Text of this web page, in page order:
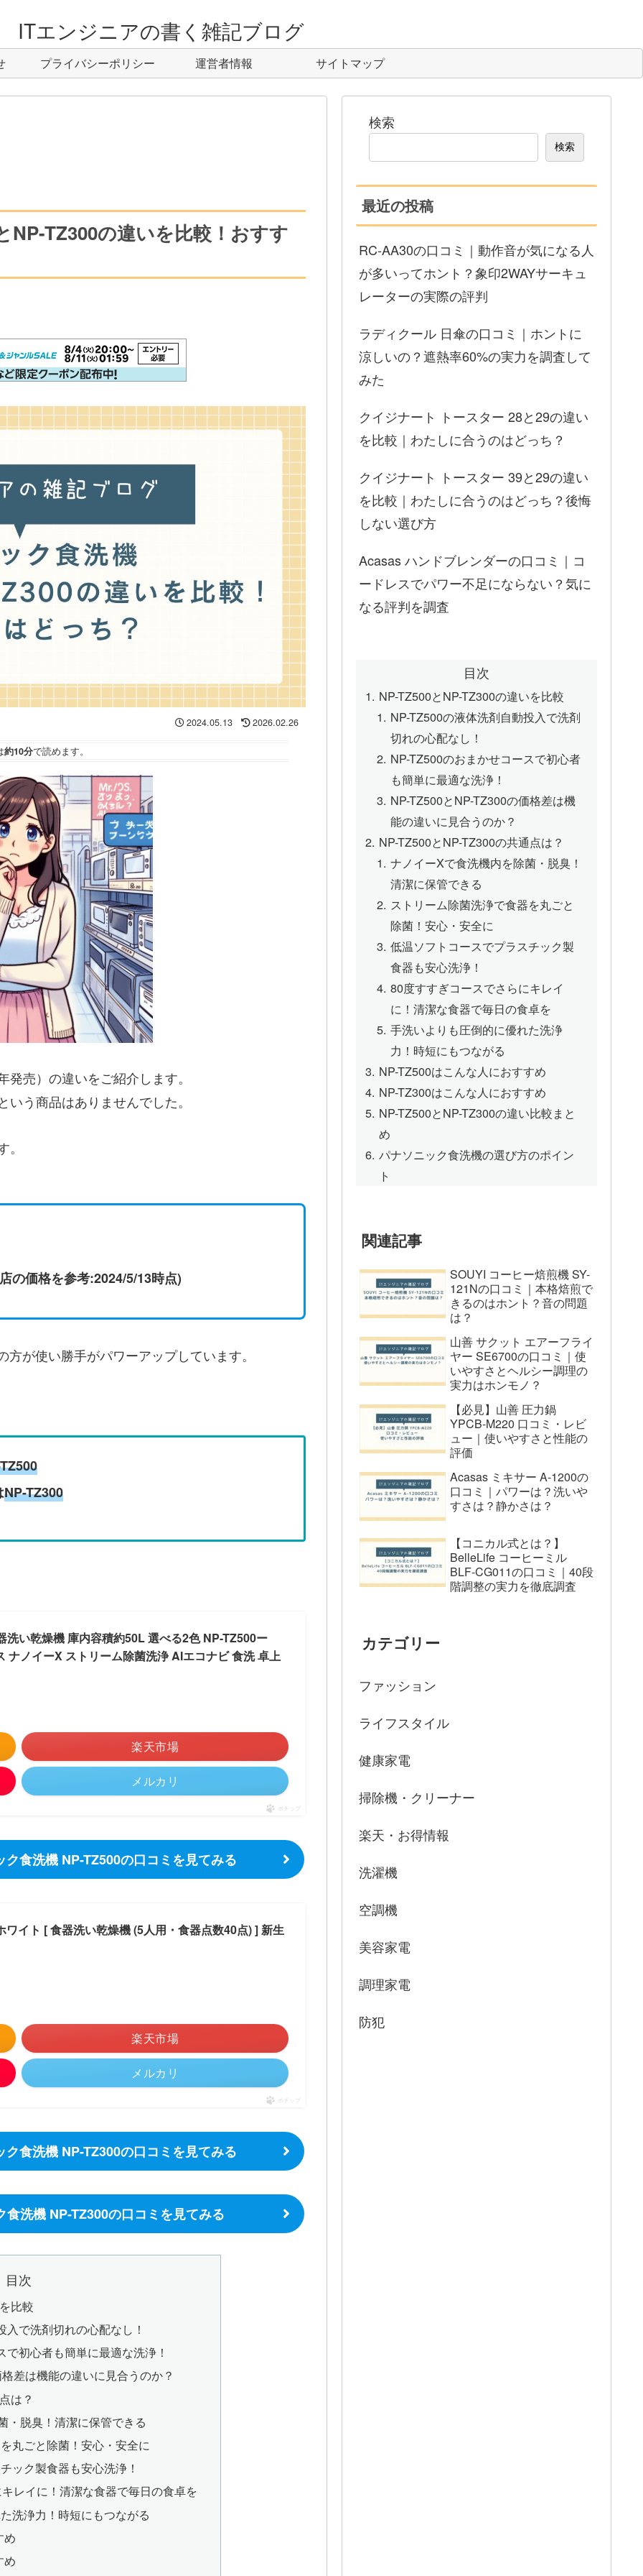
ITエンジニアの書く雑記ブログ
プライバシーポリシー 運営者情報 サイトマップ
NP-TZ300の違いを比較！おすす
2024.05.13 2026.02.26
約10分で読めます。
発売）の違いをご紹介します。
う商品はありませんでした。
の価格を参考:2024/5/13時点)
が使い勝手がパワーアップしています。
NP-TZ300
洗い乾燥機 庫内容積約50L 選べる2色 NP-TZ500ー
ナノイーX ストリーム除菌洗浄 AIエコナビ 食洗 卓上
楽天市場
メルカリ
ポチップ
食洗機 NP-TZ500の口コミを見てみる
イト [ 食器洗い乾燥機 (5人用・食器点数40点) ] 新生
楽天市場
メルカリ
ポチップ
食洗機 NP-TZ300の口コミを見てみる
洗機 NP-TZ300の口コミを見てみる
目次
比較
で洗剤切れの心配なし！
初心者も簡単に最適な洗浄！
差は機能の違いに見合うのか？
は？
・脱臭！清潔に保管できる
丸ごと除菌！安心・安全に
ック製食器も安心洗浄！
レイに！清潔な食器で毎日の食卓を
洗浄力！時短にもつながる
め
め
検索
検索
最近の投稿
RC-AA30の口コミ｜動作音が気になる人
が多いってホント？象印2WAYサーキュ
レーターの実際の評判
ラディクール 日傘の口コミ｜ホントに
涼しいの？遮熱率60%の実力を調査して
みた
クイジナート トースター 28と29の違い
を比較｜わたしに合うのはどっち？
クイジナート トースター 39と29の違い
を比較｜わたしに合うのはどっち？後悔
しない選び方
Acasas ハンドブレンダーの口コミ｜コ
ードレスでパワー不足にならない？気に
なる評判を調査
目次
NP-TZ500とNP-TZ300の違いを比較
NP-TZ500の液体洗剤自動投入で洗剤
切れの心配なし！
NP-TZ500のおまかせコースで初心者
も簡単に最適な洗浄！
NP-TZ500とNP-TZ300の価格差は機
能の違いに見合うのか？
NP-TZ500とNP-TZ300の共通点は？
ナノイーXで食洗機内を除菌・脱臭！
清潔に保管できる
ストリーム除菌洗浄で食器を丸ごと
除菌！安心・安全に
低温ソフトコースでプラスチック製
食器も安心洗浄！
80度すすぎコースでさらにキレイ
に！清潔な食器で毎日の食卓を
手洗いよりも圧倒的に優れた洗浄
力！時短にもつながる
NP-TZ500はこんな人におすすめ
NP-TZ300はこんな人におすすめ
NP-TZ500とNP-TZ300の違い比較まと
め
パナソニック食洗機の選び方のポイン
ト
関連記事
SOUYI コーヒー焙煎機 SY-
121Nの口コミ｜本格焙煎で
きるのはホント？音の問題
は？
山善 サクット エアーフライ
ヤー SE6700の口コミ｜使
いやすさとヘルシー調理の
実力はホンモノ？
【必見】山善 圧力鍋
YPCB-M220 口コミ・レビ
ュー｜使いやすさと性能の
評価
Acasas ミキサー A-1200の
口コミ｜パワーは？洗いや
すさは？静かさは？
【コニカル式とは？】
BelleLife コーヒーミル
BLF-CG011の口コミ｜40段
階調整の実力を徹底調査
カテゴリー
ファッション
ライフスタイル
健康家電
掃除機・クリーナー
楽天・お得情報
洗濯機
空調機
美容家電
調理家電
防犯